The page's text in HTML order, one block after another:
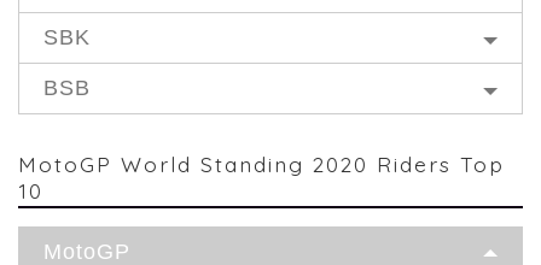
SBK
BSB
MotoGP World Standing 2020 Riders Top
10
MotoGP